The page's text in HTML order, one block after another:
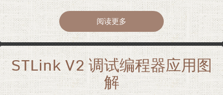
阅读更多
STLink V2 调试编程器应用图
解